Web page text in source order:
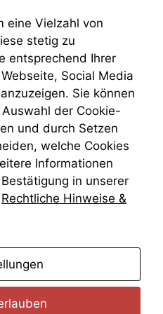
eine Vielzahl von
stetig zu
entsprechend Ihrer
Social Media
Sie können
der Cookie-
und durch Setzen
welche Cookies
Informationen
in unserer
Rechtliche Hinweise &
deaktivieren,
kann die
Website nicht
zu 100%
funktionieren.
Marketing
Wir speichern
anonyme Daten ab,
um interne
marketingtechnische
Auswertungen
durchführen zu
zu verbessern.